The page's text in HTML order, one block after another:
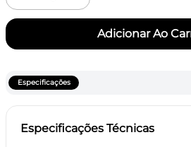
Especificações
Especificações Técnicas